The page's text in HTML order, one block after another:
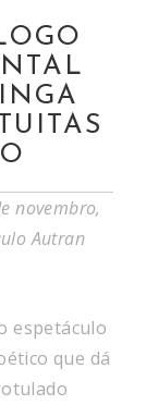
novembro,
Autran
espetáculo
que dá